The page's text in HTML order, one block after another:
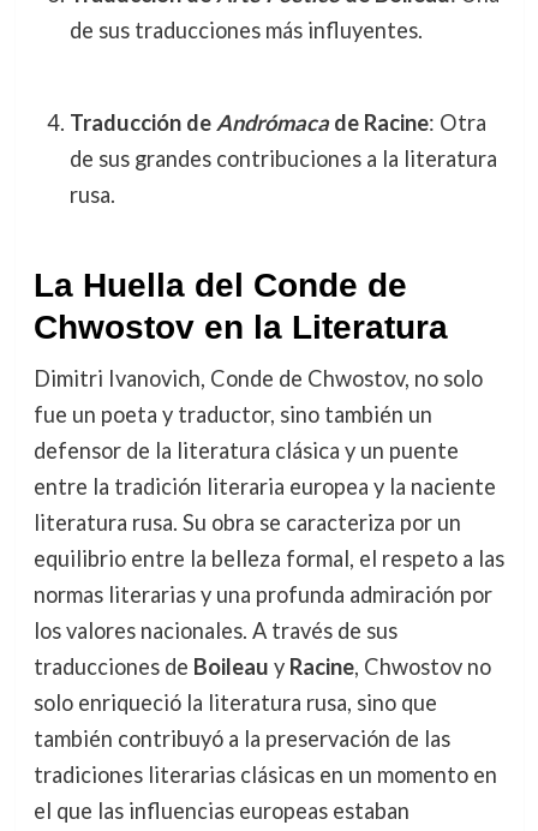
de sus traducciones más influyentes.
Traducción de Andrómacade Racine: Otra
de sus grandes contribuciones a la literatura
rusa.
La Huella del Conde de
Chwostov en la Literatura
Dimitri Ivanovich, Conde de Chwostov, no solo
fue un poeta y traductor, sino también un
defensor de la literatura clásica y un puente
entre la tradición literaria europea y la naciente
literatura rusa. Su obra se caracteriza por un
equilibrio entre la belleza formal, el respeto a las
normas literarias y una profunda admiración por
los valores nacionales. A través de sus
traducciones de Boileau y Racine, Chwostov no
solo enriqueció la literatura rusa, sino que
también contribuyó a la preservación de las
tradiciones literarias clásicas en un momento en
el que las influencias europeas estaban